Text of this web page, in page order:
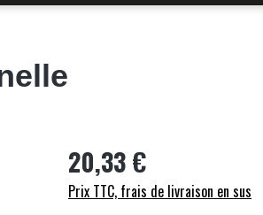
20,33 €
Prix TTC, frais de livraison en sus